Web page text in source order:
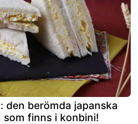
den berömda japanska
som finns i konbini!